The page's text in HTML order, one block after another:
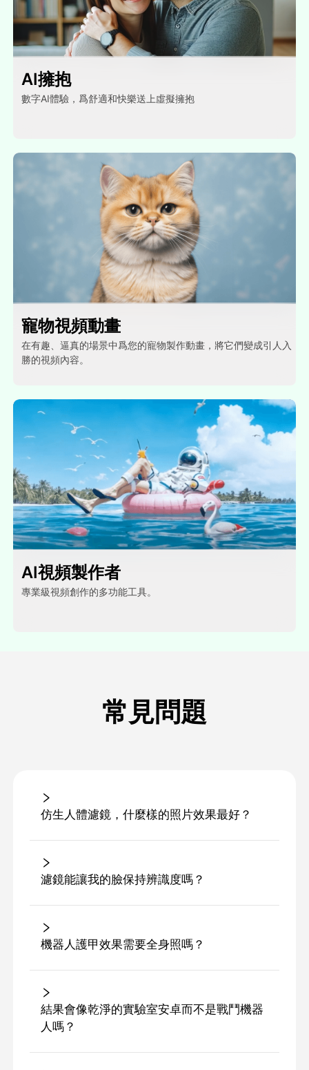
AI擁抱
數字AI體驗，爲舒適和快樂送上虛擬擁抱
寵物視頻動畫
在有趣、逼真的場景中爲您的寵物製作動畫，將它們變成引人入
勝的視頻內容。
AI視頻製作者
專業級視頻創作的多功能工具。
常見問題
仿生人體濾鏡，什麼樣的照片效果最好？
濾鏡能讓我的臉保持辨識度嗎？
機器人護甲效果需要全身照嗎？
結果會像乾淨的實驗室安卓而不是戰鬥機器
人嗎？